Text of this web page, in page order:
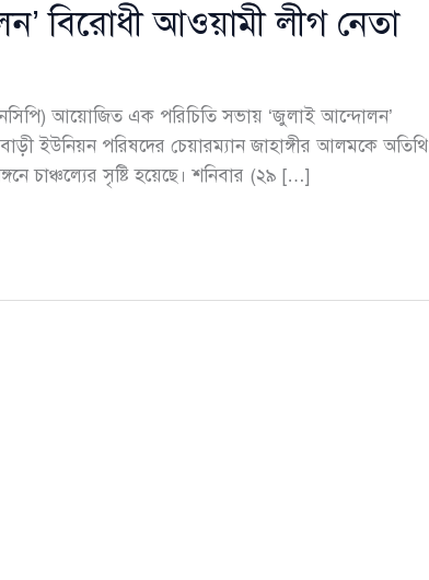
বিরোধী আওয়ামী লীগ নেতা
আয়োজিত এক পরিচিতি সভায় ‘জুলাই আন্দোলন’
ইউনিয়ন পরিষদের চেয়ারম্যান জাহাঙ্গীর আলমকে অতিথি
চাঞ্চল্যের সৃষ্টি হয়েছে। শনিবার (২৯ […]